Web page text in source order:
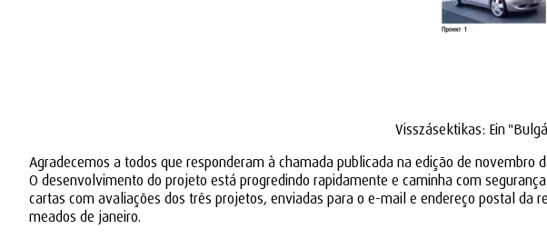
Visszásektikas: Ein
Agradecemos a todos que responderam à chamada publicada na edição de
O desenvolvimento do projeto está progredindo rapidamente e caminha com
cartas com avaliações dos três projetos, enviadas para o e-mail e endereço postal da
meados de janeiro.